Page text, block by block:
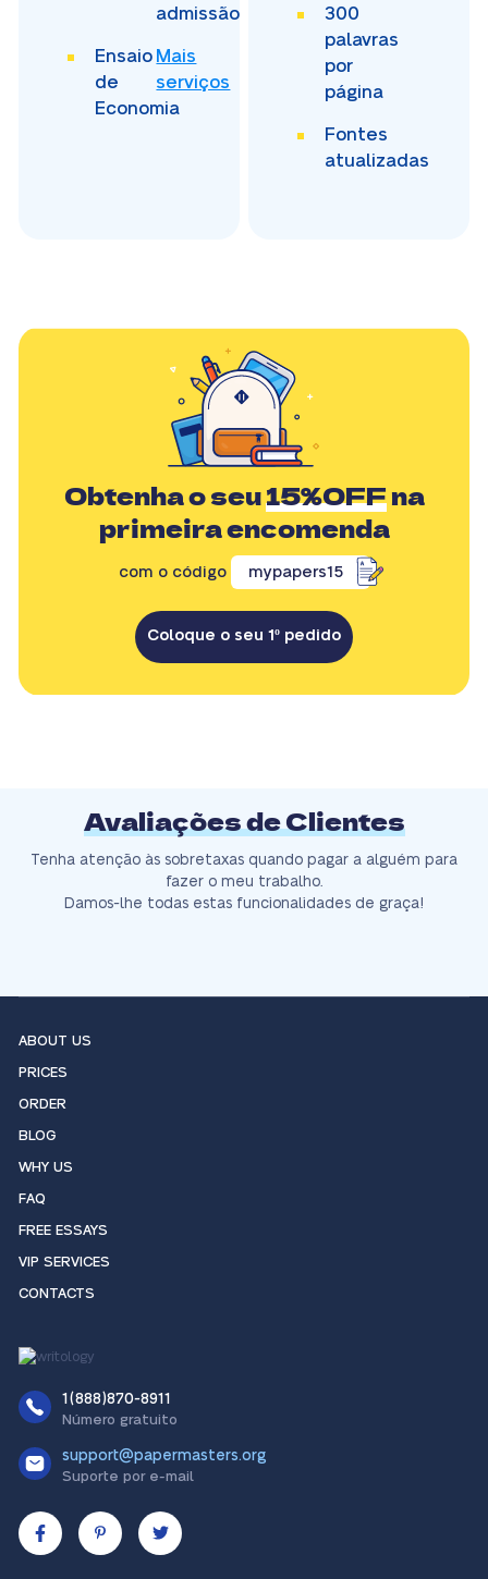
admissão
Ensaio
de
Economia
Mais
serviços
300
palavras
por
página
Fontes
atualizadas
Obtenha o seu15%OFFna
primeira encomenda
com o código mypapers15
Coloque o seu 1º pedido
Avaliações de Clientes
Tenha atenção às sobretaxas quando pagar a alguém para
fazer o meu trabalho.
Damos-lhe todas estas funcionalidades de graça!
ABOUT US
PRICES
ORDER
BLOG
WHY US
FAQ
FREE ESSAYS
VIP SERVICES
CONTACTS
1(888)870-8911
Número gratuito
support@papermasters.org
Suporte por e-mail